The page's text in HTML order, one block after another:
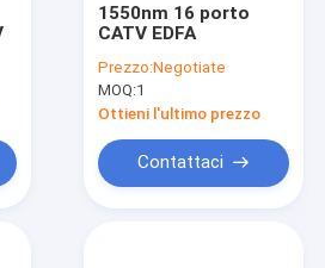
1550nm 16 porto
CATV EDFA
Prezzo:Negotiate
MOQ:1
Ottieni l'ultimo prezzo
Contattaci